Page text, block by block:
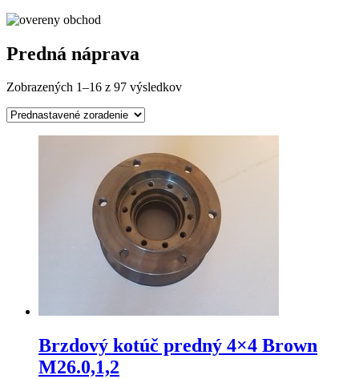
Predná náprava
Zobrazených 1–16 z 97 výsledkov
Brzdový kotúč predný 4×4 Brown
M26.0,1,2